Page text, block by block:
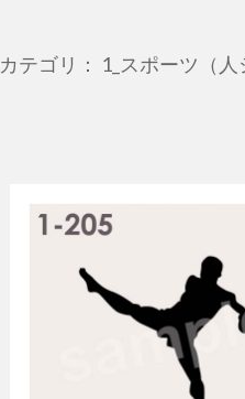
カテゴリ： 1_スポーツ（